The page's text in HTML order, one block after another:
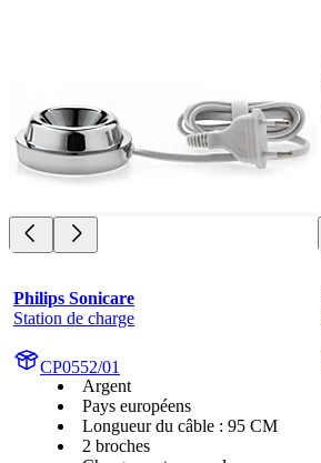
Philips Sonicare
Station de charge
CP0552/01
Argent
Pays européens
Longueur du câble : 95 CM
2 broches